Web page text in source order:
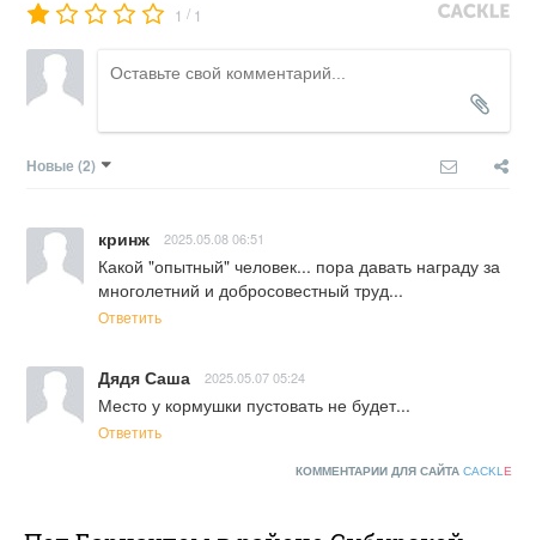
1 / 1
Новые (2)
кринж 2025.05.08 06:51
Какой "опытный" человек... пора давать награду за
многолетний и добросовестный труд...
Ответить
Дядя Саша 2025.05.07 05:24
Место у кормушки пустовать не будет...
Ответить
КОММЕНТАРИИ ДЛЯ САЙТА CACKL E